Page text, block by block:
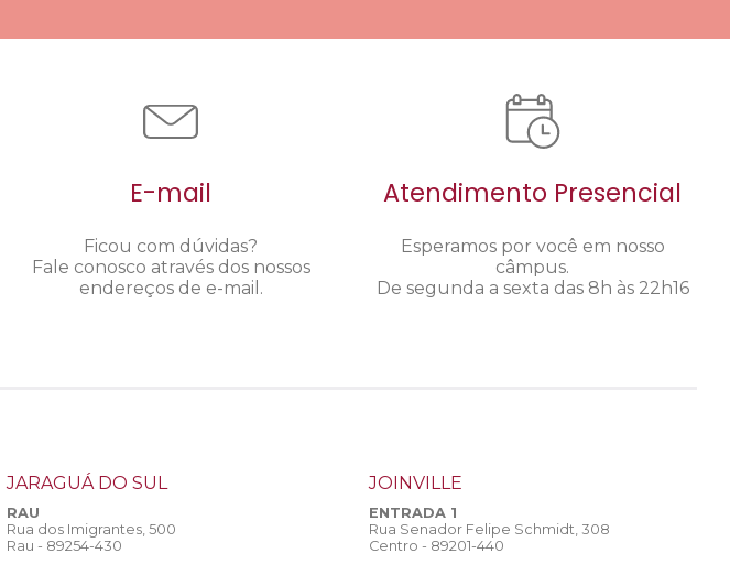
E-mail
Ficou com dúvidas?
Fale conosco através dos nossos
endereços de e-mail.
Atendimento Presencial
Esperamos por você em nosso
câmpus.
De segunda a sexta das 8h às 22h16
JARAGUÁ DO SUL
RAU
Rua dos Imigrantes, 500
Rau - 89254-430
JOINVILLE
ENTRADA 1
Rua Senador Felipe Schmidt, 308
Centro - 89201-440